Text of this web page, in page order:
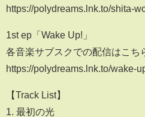
https://polydreams.lnk.to/shita-
1st ep「Wake Up!」
各音楽サブスクでの配信はこち
https://polydreams.lnk.to/wake-
【Track List】
1. 最初の光